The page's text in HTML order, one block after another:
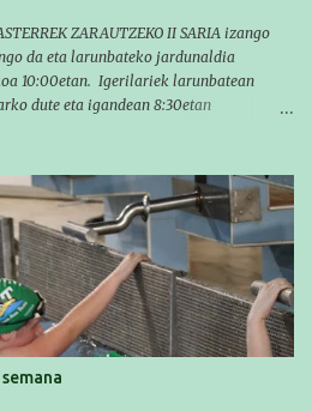
ZARAUTZEKO II SARIA izango
da eta larunbateko jardunaldia
10:00etan. Igerilariek larunbatean
dute eta igandean 8:30etan
II TROFEO MASTER DE ZARAUTZ. La
a las 16:00 la jornada del sabado y a
nadadores/as tendrán que estar en la
las 8:30 el domingo (polideportivo